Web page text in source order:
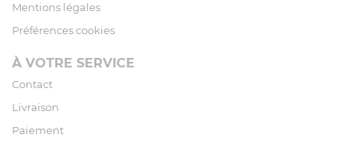
Mentions légales
Préférences cookies
À VOTRE SERVICE
Contact
Livraison
Paiement